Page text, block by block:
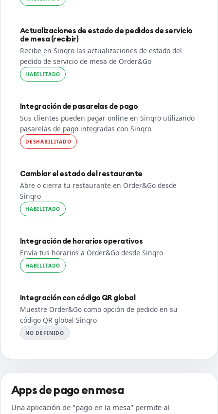
Actualizaciones de estado de pedidos de servicio
de mesa (recibir)
Recibe en Sinqro las actualizaciones de estado del
pedido de servicio de mesa de Order&Go
HABILITADO
Integración de pasarelas de pago
Sus clientes pueden pagar online en Sinqro utilizando
pasarelas de pago integradas con Sinqro
DESHABILITADO
Cambiar el estado del restaurante
Abre o cierra tu restaurante en Order&Go desde
Sinqro
HABILITADO
Integración de horarios operativos
Envía tus horarios a Order&Go desde Sinqro
HABILITADO
Integración con código QR global
Muestre Order&Go como opción de pedido en su
código QR global Sinqro
NO DEFINIDO
Apps de pago en mesa
Una aplicación de "pago en la mesa" permite al